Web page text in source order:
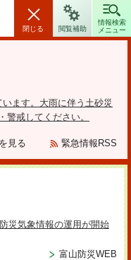
閉じる 閲覧補助
情報検索
メニュー
ます。大雨に伴う土砂災
警戒してください。
見る 緊急情報RSS
災気象情報の運用が開始
富山防災WEB
（H20年7月